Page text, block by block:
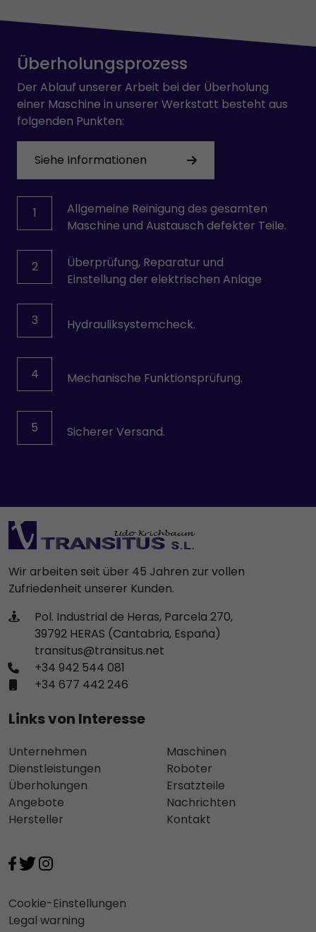
Überholungsprozess
Der Ablauf unserer Arbeit bei der Überholung
einer Maschine in unserer Werkstatt besteht aus
folgenden Punkten:
Siehe Informationen
1
Allgemeine Reinigung des gesamten
Maschine und Austausch defekter Teile.
2
Überprüfung, Reparatur und
Einstellung der elektrischen Anlage
3 Hydrauliksystemcheck.
4 Mechanische Funktionsprüfung.
5 Sicherer Versand.
Wir arbeiten seit über 45 Jahren zur vollen
Zufriedenheit unserer Kunden.
Pol. Industrial de Heras, Parcela 270,
39792 HERAS (Cantabria, España)
transitus@transitus.net
+34 942 544 081
+34 677 442 246
Links von Interesse
Unternehmen
Dienstleistungen
Überholungen
Angebote
Hersteller
Maschinen
Roboter
Ersatzteile
Nachrichten
Kontakt
Cookie-Einstellungen
Legal warning